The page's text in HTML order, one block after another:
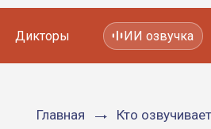
Мультфильмов
Дикторы ИИ озвучка
Главная Кто озвучивает